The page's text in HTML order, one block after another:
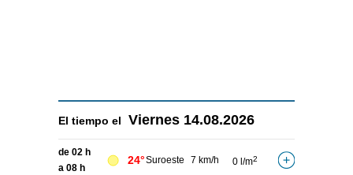
El tiempo el Viernes 14.08.2026
de 02 h
a 08 h
24°Suroeste 7 km/h 0 l/m2